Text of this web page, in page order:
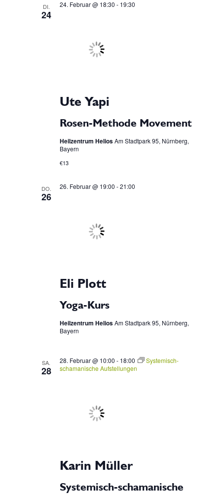
DI.
24
24. Februar @ 18:30 - 19:30
Ute Yapi
Rosen-Methode Movement
Heilzentrum HeliosAm Stadtpark 95, Nürnberg,
Bayern
€13
DO.
26
26. Februar @ 19:00 -21:00
Eli Plott
Yoga-Kurs
Heilzentrum HeliosAm Stadtpark 95, Nürnberg,
Bayern
SA.
28
28. Februar @ 10:00 - 18:00
Systemisch-
schamanische Aufstellungen
Karin Müller
Systemisch-schamanische